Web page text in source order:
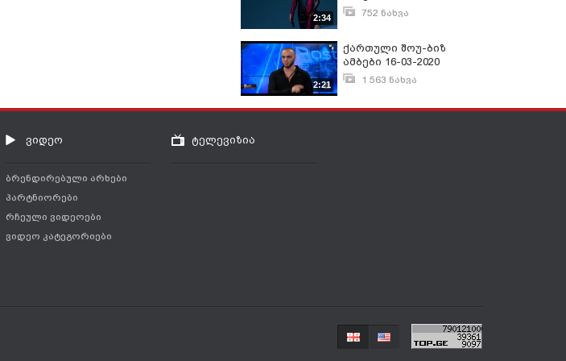
2:34 752 ნახვა
2:21
ქართული შოუ-ბიზ
ამბები 16-03-2020
1 563 ნახვა
ვიდეო
ბრენდირებული არხები
პარტნიორები
რჩეული ვიდეოები
ვიდეო კატეგორიები
ტელევიზია